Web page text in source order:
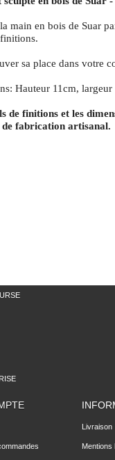
main en bois de Suar
sa place dans votre
Hauteur 11cm,
de finitions et les
de fabrication artisanal.
Livraison
Mentions